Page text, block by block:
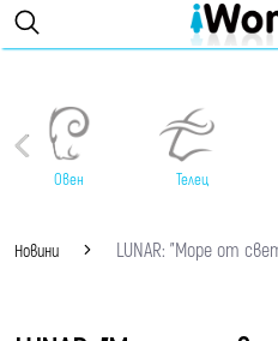
Овен Телец
Новини LUNAR: "Море от